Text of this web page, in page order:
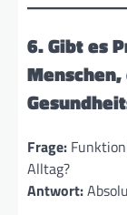
6. Gibt es
Frage:
Alltag?
Antwort: